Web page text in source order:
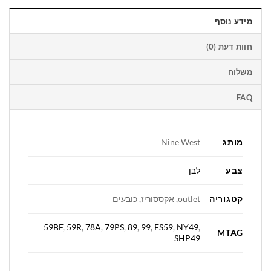
מידע נוסף
חוות דעת (0)
משלוח
FAQ
מותג Nine West
צבע לבן
קטגוריה outlet, אקססוריז, כובעים
MTAG
59BF, 59R, 78A, 79PS, 89, 99, FS59, NY49,
SHP49